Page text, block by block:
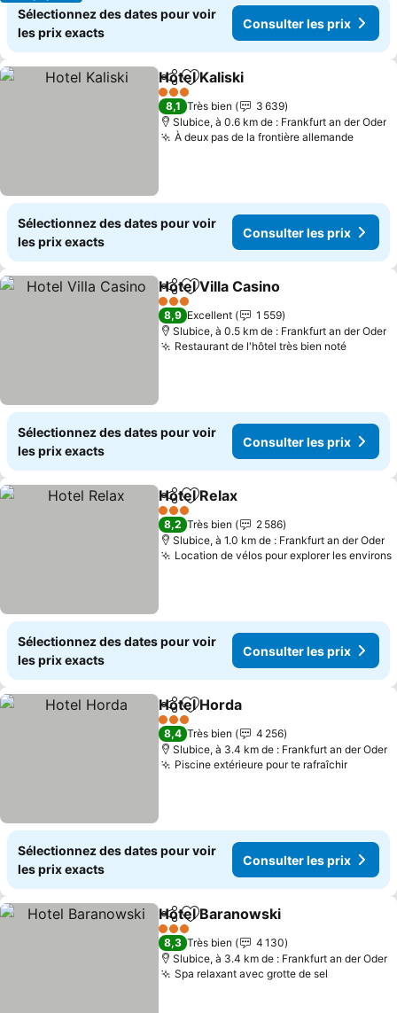
Sélectionnez des dates pour voir
les prix exacts
Consulter les prix
PartagerAjouter à mes favoris
Hotel Kaliski
3 Étoiles
8,1 Très bien
3 639
Slubice, à 0.6 km de : Frankfurt an der Oder
À deux pas de la frontière allemande
Sélectionnez des dates pour voir
les prix exacts
Consulter les prix
PartagerAjouter à mes favoris
Hotel Villa Casino
3 Étoiles
8,9 Excellent
1 559
Slubice, à 0.5 km de : Frankfurt an der Oder
Restaurant de l'hôtel très bien noté
Sélectionnez des dates pour voir
les prix exacts
Consulter les prix
PartagerAjouter à mes favoris
Hotel Relax
3 Étoiles
8,2 Très bien
2 586
Slubice, à 1.0 km de : Frankfurt an der Oder
Location de vélos pour explorer les environs
Sélectionnez des dates pour voir
les prix exacts
Consulter les prix
PartagerAjouter à mes favoris
Hotel Horda
3 Étoiles
8,4 Très bien
4 256
Slubice, à 3.4 km de : Frankfurt an der Oder
Piscine extérieure pour te rafraîchir
Sélectionnez des dates pour voir
les prix exacts
Consulter les prix
PartagerAjouter à mes favoris
Hotel Baranowski
3 Étoiles
8,3 Très bien
4 130
Slubice, à 3.4 km de : Frankfurt an der Oder
Spa relaxant avec grotte de sel